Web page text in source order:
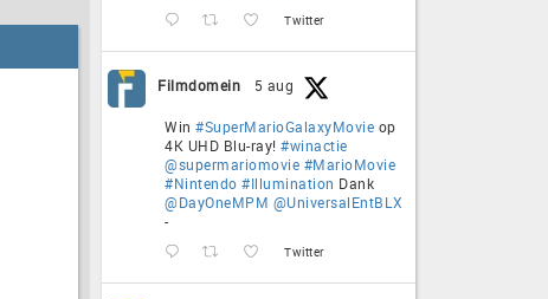
Twitter
Filmdomein 5 aug
Win #SuperMarioGalaxyMovie op
4K UHD Blu-ray! #winactie
@supermariomovie #MarioMovie
#Nintendo #Illumination Dank
@DayOneMPM @UniversalEntBLX
-
Twitter